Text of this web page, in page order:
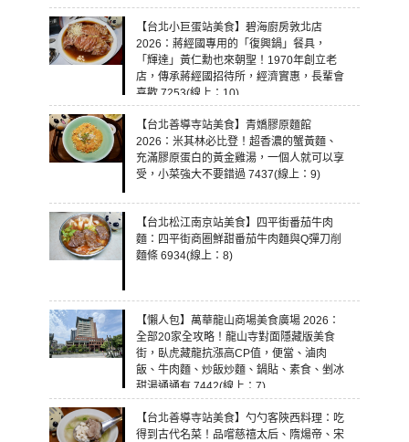
【台北小巨蛋站美食】碧海廚房敦北店
2026：蔣經國專用的「復興鍋」餐具，
「輝達」黃仁勳也來朝聖！1970年創立老
店，傳承蔣經國招待所，經濟實惠，長輩會
喜歡 7253(線上：10)
【台北善導寺站美食】青嬌膠原麵館
2026：米其林必比登！超香濃的蟹黃麵、
充滿膠原蛋白的黃金雞湯，一個人就可以享
受，小菜強大不要錯過 7437(線上：9)
【台北松江南京站美食】四平街番茄牛肉
麵：四平街商圈鮮甜番茄牛肉麵與Q彈刀削
麵條 6934(線上：8)
【懶人包】萬華龍山商場美食廣場 2026：
全部20家全攻略！龍山寺對面隱藏版美食
街，臥虎藏龍抗漲高CP值，便當、滷肉
飯、牛肉麵、炒飯炒麵、鍋貼、素食、剉冰
甜湯通通有 7442(線上：7)
【台北善導寺站美食】勺勺客陜西料理：吃
得到古代名菜！品嚐慈禧太后、隋煬帝、宋